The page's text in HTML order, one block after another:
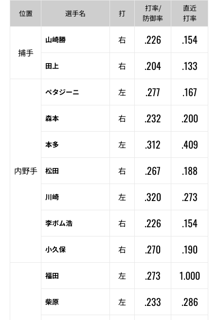
位置 選手名 打
打率/
防御率
直近
打率
捕手
山崎勝 右 .226 .154
田上 右 .204 .133
内野手
ペタジーニ 左 .277 .167
森本 右 .232 .200
本多 左 .312 .409
松田 右 .267 .188
川崎 左 .320 .273
李ボム浩 右 .226 .154
小久保 右 .270 .190
福田 左 .273 1.000
柴原 左 .233 .286